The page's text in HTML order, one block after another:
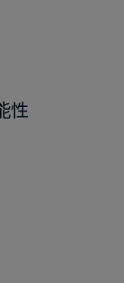
性